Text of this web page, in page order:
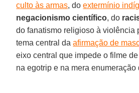
culto às armas, doextermínio
negacionismo científico, do
do fanatismo religioso à violência
tema central daafirmação de
eixo central que impede o filme
na egotrip e na mera enumeração